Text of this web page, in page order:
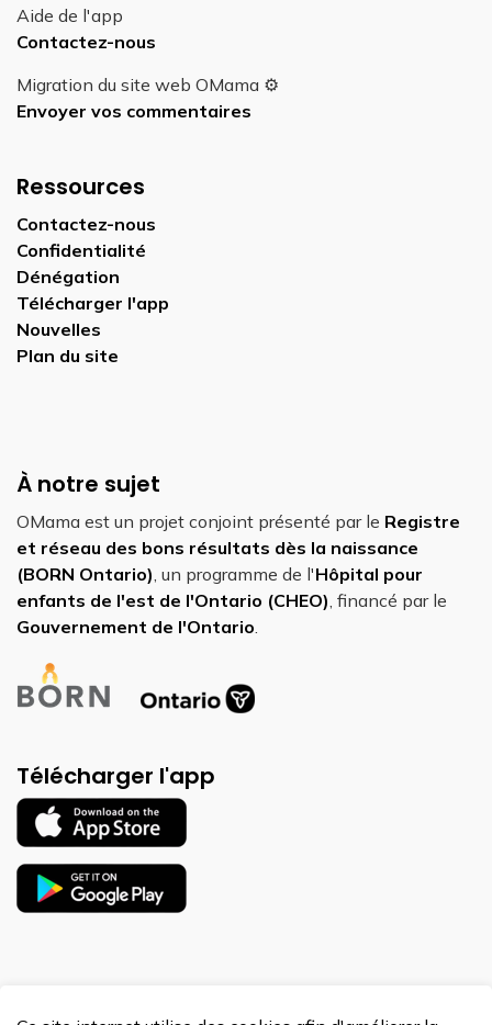
Aide de l'app
Contactez-nous
Migration du site web OMama ⚙️
Envoyer vos commentaires
Ressources
Contactez-nous
Confidentialité
Dénégation
Télécharger l'app
Nouvelles
Plan du site
À notre sujet
OMama est un projet conjoint présenté par le Registre
et réseau des bons résultats dès la naissance
(BORN Ontario), un programme de l'Hôpital pour
enfants de l'est de l'Ontario (CHEO), financé par le
Gouvernement de l'Ontario.
Télécharger l'app